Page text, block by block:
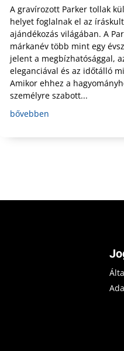
A gravírozott Parker tollak
helyet foglalnak el az
ajándékozás világában. A
márkanév több mint egy
jelent a megbízhatósággal,
eleganciával és az időtálló
Amikor ehhez a
személyre szabott...
bővebben